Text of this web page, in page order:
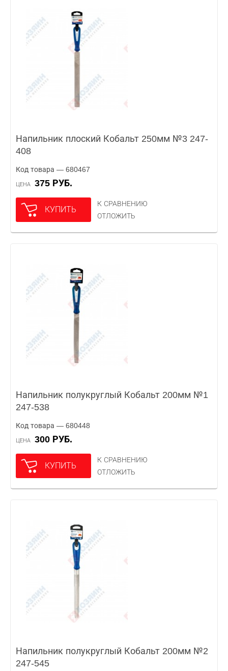
Напильник плоский Кобальт 250мм №3 247-
408
Код товара — 680467
ЦЕНА 375 РУБ.
КУПИТЬ
К СРАВНЕНИЮ
ОТЛОЖИТЬ
Напильник полукруглый Кобальт 200мм №1
247-538
Код товара — 680448
ЦЕНА 300 РУБ.
КУПИТЬ
К СРАВНЕНИЮ
ОТЛОЖИТЬ
Напильник полукруглый Кобальт 200мм №2
247-545